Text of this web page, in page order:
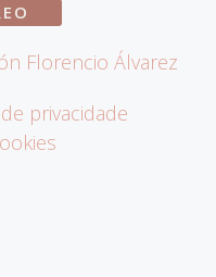
Florencio Álvarez
privacidade